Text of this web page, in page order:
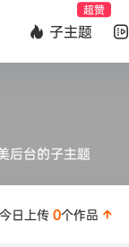
子主题
超赞
后台的子主题
今日上传 0个作品